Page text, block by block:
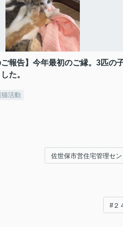
ご報告】今年最初のご縁。3匹の
た。
活動
佐世保市営住宅管理セン
#２